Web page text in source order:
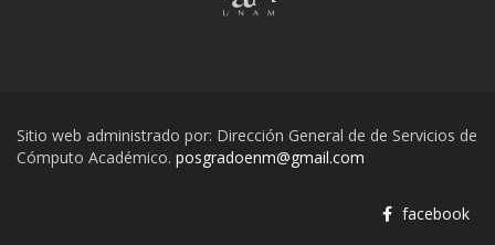
Sitio web administrado por: Dirección General de de Servicios de
Cómputo Académico. posgradoenm@gmail.com
facebook